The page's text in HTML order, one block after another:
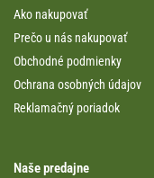
Ako nakupovať
Prečo u nás nakupovať
Obchodné podmienky
Ochrana osobných údajov
Reklamačný poriadok
Naše predajne